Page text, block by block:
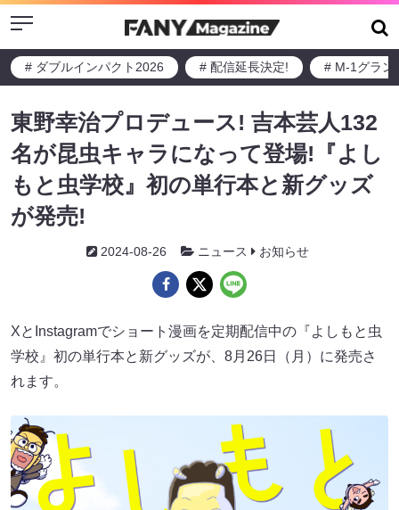
Menu
# ダブルインパクト2026 # 配信延長決定! # M-1グラン
東野幸治プロデュース! 吉本芸人132
名が昆虫キャラになって登場!『よし
もと虫学校』初の単行本と新グッズ
が発売!
2024-08-26 ニュース お知らせ
XとInstagramでショート漫画を定期配信中の『よしもと虫
学校』初の単行本と新グッズが、8月26日（月）に発売さ
れます。